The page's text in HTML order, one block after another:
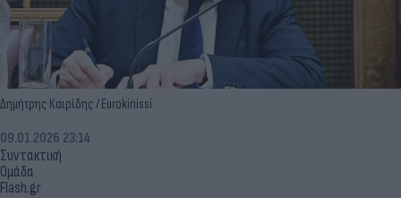
Δημήτρης Καιρίδης / Eurokinissi
Συντακτική
Ομάδα
Flash.gr
09.01.2026 23:14